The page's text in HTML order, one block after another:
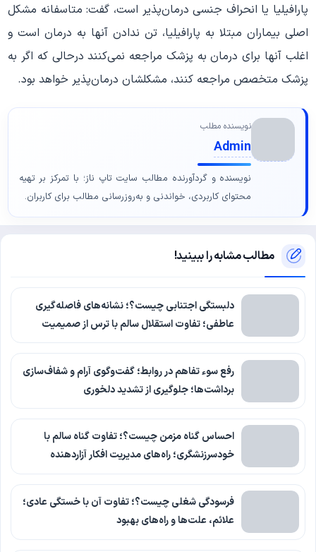
پارافیلیا یا انحراف جنسی درمان‌پذیر است، گفت: متاسفانه مشکل
اصلی بیماران مبتلا به پارافیلیا، تن ندادن آنها به درمان است و
اغلب آنها برای درمان به پزشک مراجعه نمی‌کنند درحالی که اگر به
پزشک متخصص مراجعه کنند، مشکلشان درمان‌پذیر خواهد بود.
نویسنده مطلب
Admin
نویسنده و گردآورنده مطالب سایت تاپ ناز؛ با تمرکز بر تهیه
محتوای کاربردی، خواندنی و به‌روزرسانی مطالب برای کاربران.
مطالب مشابه را ببینید!
دلبستگی اجتنابی چیست؟؛ نشانه‌های فاصله‌گیری
عاطفی؛ تفاوت استقلال سالم با ترس از صمیمیت
رفع سوء تفاهم در روابط؛ گفت‌وگوی آرام و شفاف‌سازی
برداشت‌ها؛ جلوگیری از تشدید دلخوری
احساس گناه مزمن چیست؟؛ تفاوت گناه سالم با
خودسرزنشگری؛ راه‌های مدیریت افکار آزاردهنده
فرسودگی شغلی چیست؟؛ تفاوت آن با خستگی عادی؛
علائم، علت‌ها و راه‌های بهبود